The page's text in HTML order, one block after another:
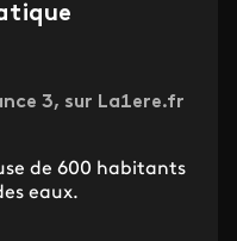
3, sur La1ere.fr
de 600 habitants
eaux.